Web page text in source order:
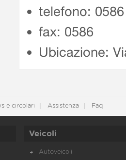
telefono:
fax: 0586
Ubicazione:
e circolari Assistenza Faq
Veicoli
Autoveicoli